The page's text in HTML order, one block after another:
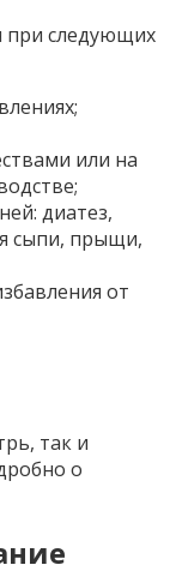
при следующих
или на
диатез,
сыпи, прыщи,
от
так и
о